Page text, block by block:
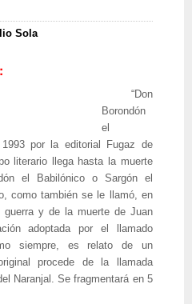
Sola
“Don
Borondón
el
por la editorial Fugaz de
literario llega hasta la muerte
el Babilónico o Sargón el
como también se le llamó, en
y de la muerte de Juan
adoptada por el llamado
siempre, es relato de un
procede de la llamada
Naranjal. Se fragmentará en 5